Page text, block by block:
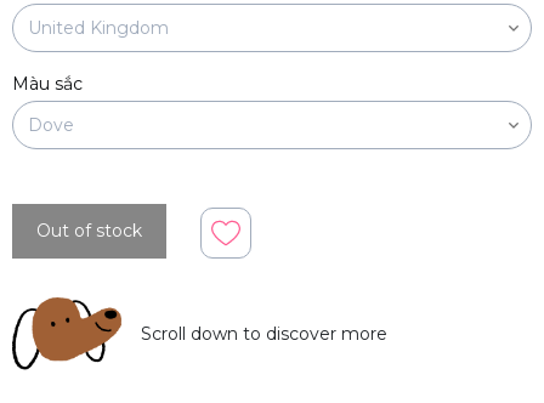
Màu sắc
Out of stock
Scroll down to discover more